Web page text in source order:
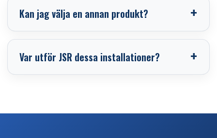
Kan jag välja en annan produkt?
Var utför JSR dessa installationer?